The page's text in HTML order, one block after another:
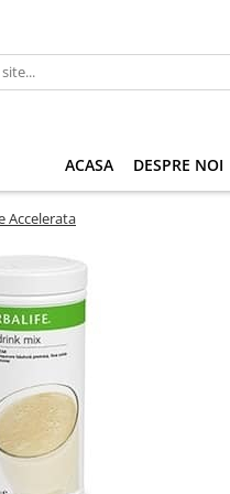
ACASA DESPRE NOI
Accelerata